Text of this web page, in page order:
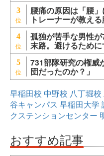
3 腰痛の原因は「腰
トレーナーが教え
4 孤独が苦手な男性
末路。避けるために
5 731部隊研究の権威
団だったのか？」
早稲田校 中野校 八丁堀校
谷キャンパス 早稲田大学
クステンションセンター
おすすめ記事